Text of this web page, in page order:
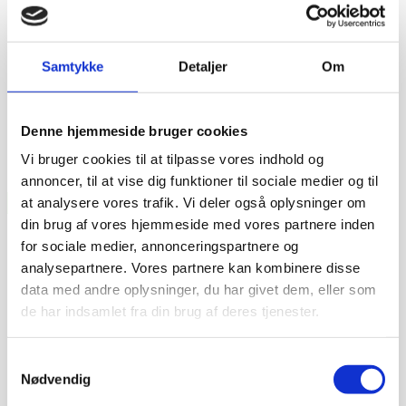
Samtykke Detaljer Om
Denne hjemmeside bruger cookies
Vi bruger cookies til at tilpasse vores indhold og
annoncer, til at vise dig funktioner til sociale medier og til
at analysere vores trafik. Vi deler også oplysninger om
din brug af vores hjemmeside med vores partnere inden
for sociale medier, annonceringspartnere og
analysepartnere. Vores partnere kan kombinere disse
data med andre oplysninger, du har givet dem, eller som
de har indsamlet fra din brug af deres tjenester.
Nødvendig